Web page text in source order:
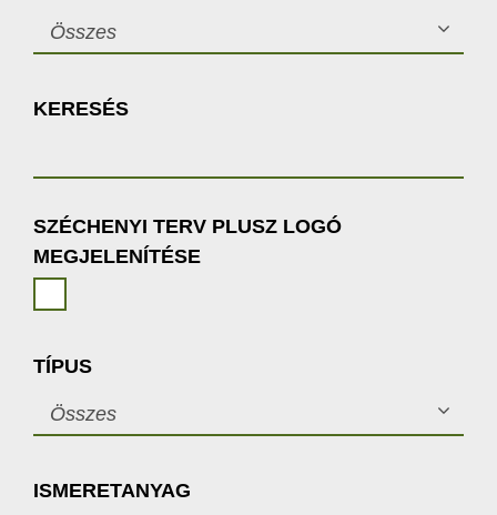
KAPCSOLAT
Összes
KERESÉS
SZÉCHENYI TERV PLUSZ LOGÓ
MEGJELENÍTÉSE
TÍPUS
Összes
ISMERETANYAG